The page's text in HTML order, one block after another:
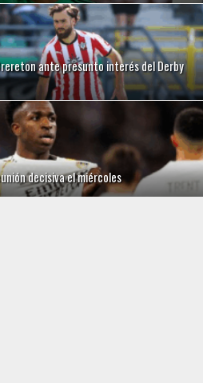
ante presunto interés del Derby
decisiva el miércoles